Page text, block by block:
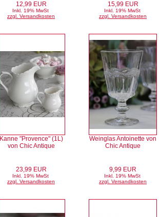
12,99 EUR
Inkl. 19% MwSt
zzgl. Versandkosten
15,99 EUR
Inkl. 19% MwSt
zzgl. Versandkosten
Kanne "Provence" (1L)
von Chic Antique
23,99 EUR
Inkl. 19% MwSt
zzgl. Versandkosten
Weinglas Antoinette von
Chic Antique
9,99 EUR
Inkl. 19% MwSt
zzgl. Versandkosten